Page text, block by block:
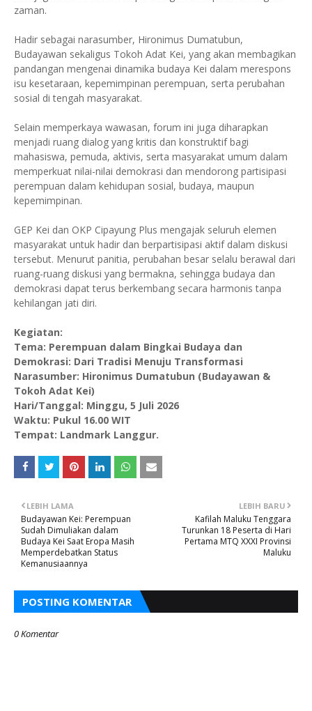
zaman.
Hadir sebagai narasumber, Hironimus Dumatubun,
Budayawan sekaligus Tokoh Adat Kei, yang akan membagikan
pandangan mengenai dinamika budaya Kei dalam merespons
isu kesetaraan, kepemimpinan perempuan, serta perubahan
sosial di tengah masyarakat.
Selain memperkaya wawasan, forum ini juga diharapkan
menjadi ruang dialog yang kritis dan konstruktif bagi
mahasiswa, pemuda, aktivis, serta masyarakat umum dalam
memperkuat nilai-nilai demokrasi dan mendorong partisipasi
perempuan dalam kehidupan sosial, budaya, maupun
kepemimpinan.
GEP Kei dan OKP Cipayung Plus mengajak seluruh elemen
masyarakat untuk hadir dan berpartisipasi aktif dalam diskusi
tersebut. Menurut panitia, perubahan besar selalu berawal dari
ruang-ruang diskusi yang bermakna, sehingga budaya dan
demokrasi dapat terus berkembang secara harmonis tanpa
kehilangan jati diri.
Kegiatan:
Tema: Perempuan dalam Bingkai Budaya dan
Demokrasi: Dari Tradisi Menuju Transformasi
Narasumber: Hironimus Dumatubun (Budayawan &
Tokoh Adat Kei)
Hari/Tanggal: Minggu, 5 Juli 2026
Waktu: Pukul 16.00 WIT
Tempat: Landmark Langgur.
LEBIH BARU
Kafilah Maluku Tenggara
Turunkan 18 Peserta di Hari
Pertama MTQ XXXI Provinsi
Maluku
LEBIH LAMA
Budayawan Kei: Perempuan
Sudah Dimuliakan dalam
Budaya Kei Saat Eropa Masih
Memperdebatkan Status
Kemanusiaannya
POSTING KOMENTAR
0 Komentar